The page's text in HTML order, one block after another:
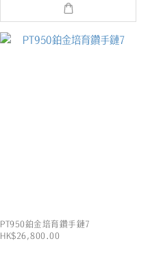
PT950鉑金培育鑽手鏈7
HK$26,800.00